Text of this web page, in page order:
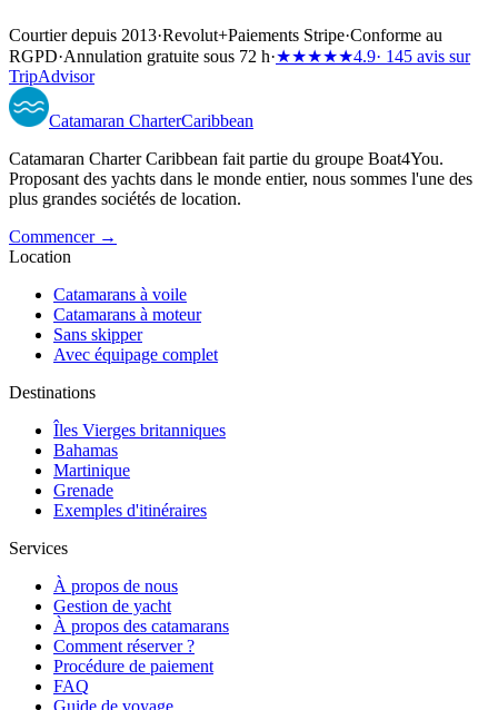
Courtier depuis 2013·Revolut+Paiements Stripe·Conforme au
RGPD·Annulation gratuite sous 72 h·★★★★★4.9· 145 avis sur
TripAdvisor
Catamaran CharterCaribbean
Catamaran Charter Caribbean fait partie du groupe Boat4You.
Proposant des yachts dans le monde entier, nous sommes l'une des
plus grandes sociétés de location.
Commencer →
Location
Catamarans à voile
Catamarans à moteur
Sans skipper
Avec équipage complet
Destinations
Îles Vierges britanniques
Bahamas
Martinique
Grenade
Exemples d'itinéraires
Services
À propos de nous
Gestion de yacht
À propos des catamarans
Comment réserver ?
Procédure de paiement
FAQ